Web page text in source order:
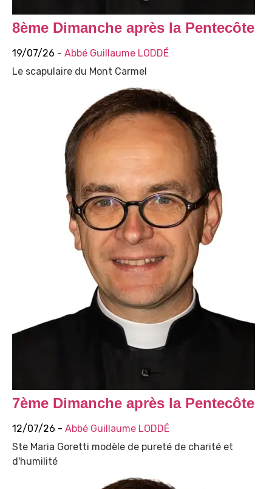
8ème Dimanche après la Pentecôte
19/07/26 - Abbé Guillaume LODDÉ
Le scapulaire du Mont Carmel
7ème Dimanche après la Pentecôte
12/07/26 - Abbé Guillaume LODDÉ
Ste Maria Goretti modèle de pureté de charité et
d'humilité